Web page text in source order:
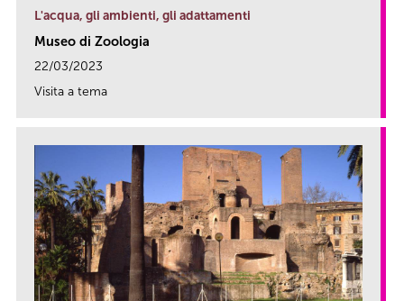
L'acqua, gli ambienti, gli adattamenti
Museo di Zoologia
22/03/2023
Visita a tema